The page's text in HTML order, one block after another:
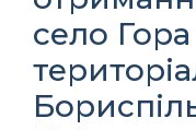
село Гора